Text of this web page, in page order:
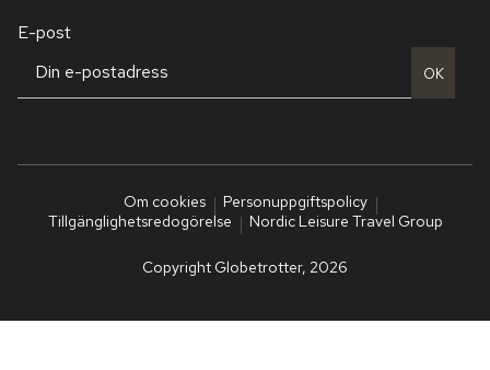
E-post
OK
Om cookies
Personuppgiftspolicy
Tillgänglighetsredogörelse
Nordic Leisure Travel Group
Copyright Globetrotter, 2026